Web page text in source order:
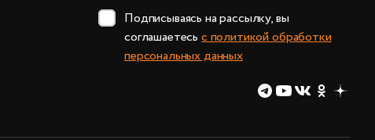
Подписываясь на рассылку, вы
соглашаетесь с политикой обработки
персональных данных